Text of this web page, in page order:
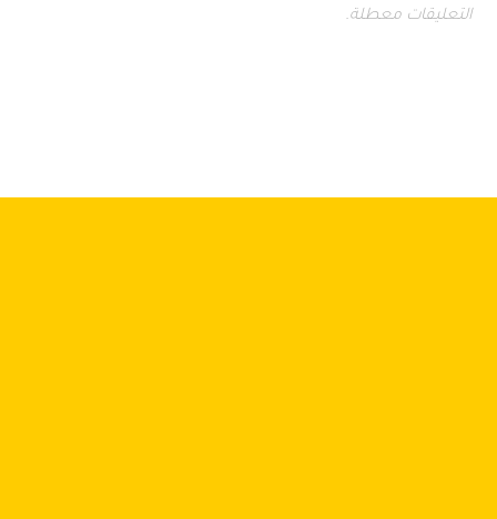
التعليقات معطلة.